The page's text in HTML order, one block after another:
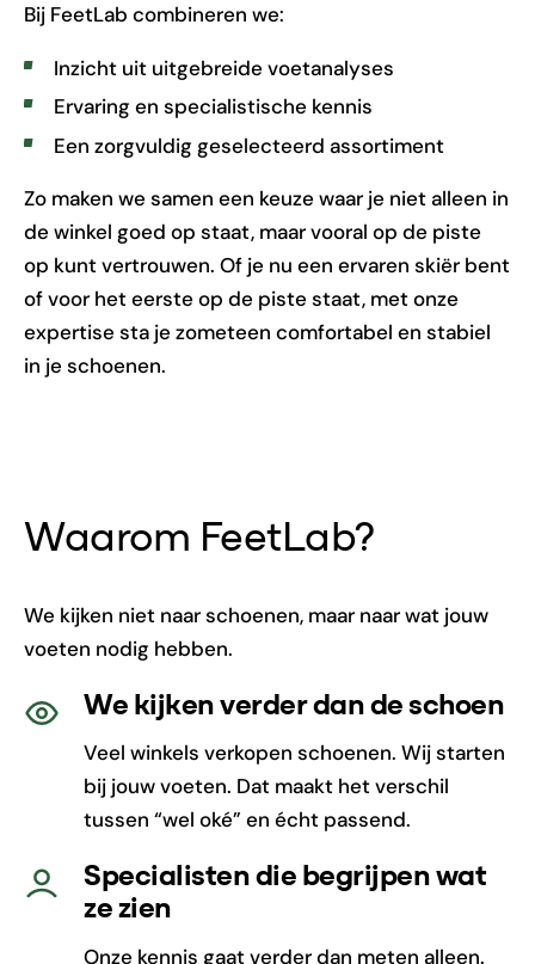
Bij FeetLab combineren we:
Inzicht uit uitgebreide voetanalyses
Ervaring en specialistische kennis
Een zorgvuldig geselecteerd assortiment
Zo maken we samen een keuze waar je niet alleen in
de winkel goed op staat, maar vooral op de piste
op kunt vertrouwen. Of je nu een ervaren skiër bent
of voor het eerste op de piste staat, met onze
expertise sta je zometeen comfortabel en stabiel
in je schoenen.
Waarom FeetLab?
We kijken niet naar schoenen, maar naar wat jouw
voeten nodig hebben.
We kijken verder dan de schoen
Veel winkels verkopen schoenen. Wij starten
bij jouw voeten. Dat maakt het verschil
tussen “wel oké” en écht passend.
Specialisten die begrijpen wat
ze zien
Onze kennis gaat verder dan meten alleen.